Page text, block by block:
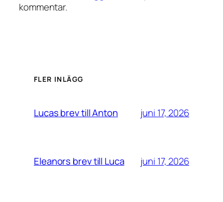
kommentar.
FLER INLÄGG
Lucas brev till Anton juni 17, 2026
Eleanors brev till Luca juni 17, 2026